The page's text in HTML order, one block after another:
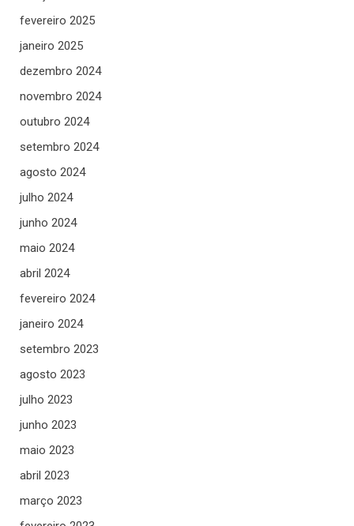
fevereiro 2025
janeiro 2025
dezembro 2024
novembro 2024
outubro 2024
setembro 2024
agosto 2024
julho 2024
junho 2024
maio 2024
abril 2024
fevereiro 2024
janeiro 2024
setembro 2023
agosto 2023
julho 2023
junho 2023
maio 2023
abril 2023
março 2023